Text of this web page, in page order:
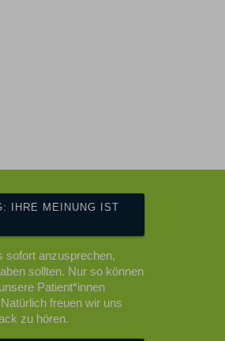
IHRE MEINUNG IST
sofort anzusprechen,
sollten. Nur so können
Patient*innen
freuen wir uns
zu hören.